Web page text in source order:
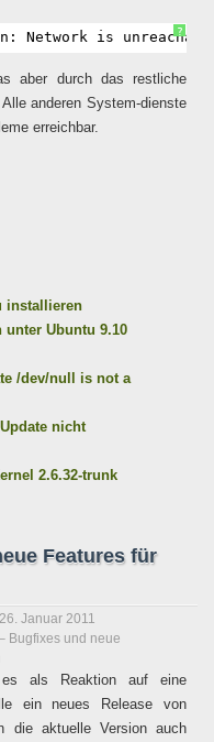
?
Network is
aber durch das restliche
anderen System-dienste
erreichbar.
installieren
unter Ubuntu 9.10
/dev/null is not a
nicht
2.6.32-trunk
Features für
26. Januar 2011
Bugfixes und neue
als Reaktion auf eine
ein neues Release von
die aktuelle Version auch